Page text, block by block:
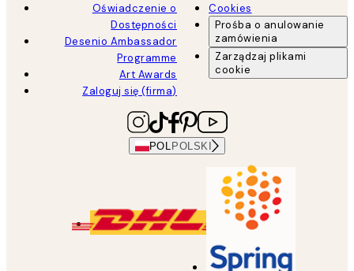
Oświadczenie o
Dostępności
Desenio Ambassador
Programme
Art Awards
Zaloguj się (firma)
Cookies
Prośba o anulowanie
zamówienia
Zarządzaj plikami
cookie
POL POLSKI